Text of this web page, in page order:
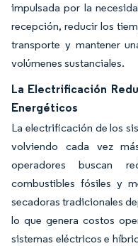
impulsada por la
recepción, reducir los
transporte y mantener
volúmenes sustanciales.
La Electrificación
Energéticos
La electrificación de los
volviendo cada vez
operadores buscan
combustibles fósiles y
secadoras tradicionales
lo que genera costos
sistemas eléctricos e